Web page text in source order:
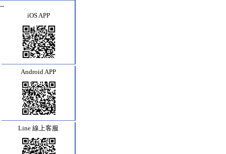
--
iOS APP
Android APP
Line 線上客服